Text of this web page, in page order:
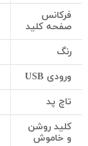
فرکانس
صفحه کلید
رنگ
ورودی USB
تاچ پد
کلید روشن
و خاموش